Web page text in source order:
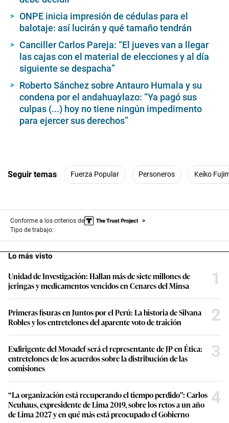
ONPE inicia impresión de cédulas para el
balotaje: así lucirán y qué tamaño tendrán
Canciller Carlos Pareja: “El jueves van a llegar
las cajas con el material de elecciones y al día
siguiente se despacha”
Roberto Sánchez sobre Antauro Humala y su
condena por el andahuaylazo: “Ya pagó sus
culpas (...) hoy no tiene ningún impedimento
para ejercer sus derechos”
Seguir temas Fuerza Popular Personeros Keiko
Conforme a los criterios de
Tipo de trabajo:
Lo más visto
Unidad de Investigación: Hallan más de siete millones de
jeringas y medicamentos vencidos en Cenares del Minsa
1
Primeras fisuras en Juntos por el Perú: La historia de Silvana
Robles y los entretelones del aparente voto de traición
2
Exdirigente del Movadef será el representante de JP en Ética:
entretelones de los acuerdos sobre la distribución de las
comisiones
3
“La organización está recuperando el tiempo perdido”: Carlos
Neuhaus, expresidente de Lima 2019, sobre los retos a un año
de Lima 2027 y en qué más está preocupado el Gobierno
4